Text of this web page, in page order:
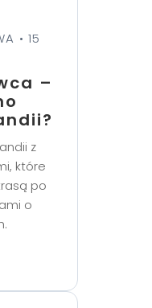
• 15
–
z
które
po
o